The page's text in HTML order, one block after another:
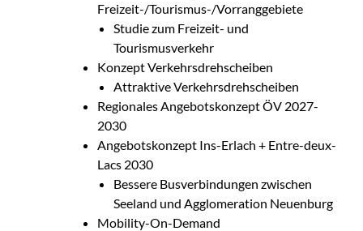
Freizeit-/Tourismus-/Vorranggebiete
Studie zum Freizeit- und
Tourismusverkehr
Konzept Verkehrsdrehscheiben
Attraktive Verkehrsdrehscheiben
Regionales Angebotskonzept ÖV 2027-
2030
Angebotskonzept Ins-Erlach + Entre-deux-
Lacs 2030
Bessere Busverbindungen zwischen
Seeland und Agglomeration Neuenburg
Mobility-On-Demand